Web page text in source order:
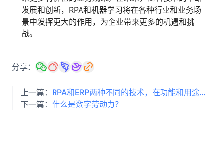
发展和创新，RPA和机器学习将在各种行业和业务场
景中发挥更大的作用，为企业带来更多的机遇和挑
战。
分享：
上一篇：
RPA和ERP两种不同的技术，在功能和用途上的区别
下一篇： 什么是数字劳动力？